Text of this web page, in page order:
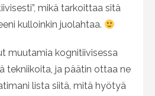
mikä tarkoittaa sitä
kulloinkin juolahtaa.
muutamia kognitiivisessa
tekniikoita, ja päätin ottaa ne
lista siitä, mitä hyötyä